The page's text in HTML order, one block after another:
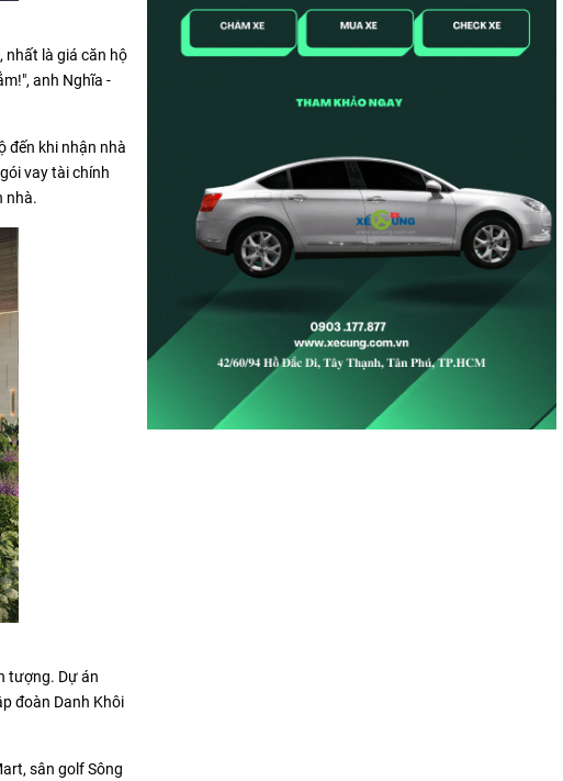
nhất là giá căn hộ
anh Nghĩa -
đến khi nhận nhà
vay tài chính
nhà.
tượng. Dự án
đoàn Danh Khôi
sân golf Sông